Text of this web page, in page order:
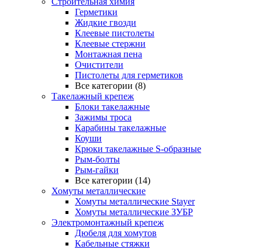
Герметики
Жидкие гвозди
Клеевые пистолеты
Клеевые стержни
Монтажная пена
Очистители
Пистолеты для герметиков
Все категории (8)
Такелажный крепеж
Блоки такелажные
Зажимы троса
Карабины такелажные
Коуши
Крюки такелажные S-образные
Рым-болты
Рым-гайки
Все категории (14)
Хомуты металлические
Хомуты металлические Stayer
Хомуты металлические ЗУБР
Электромонтажный крепеж
Дюбеля для хомутов
Кабельные стяжки